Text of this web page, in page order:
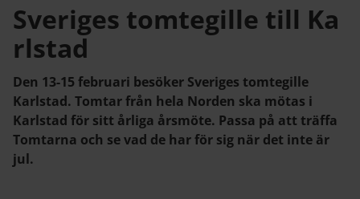
Sveriges tomtegille till Ka
rlstad
Den 13-15 februari besöker Sveriges tomtegille
Karlstad. Tomtar från hela Norden ska mötas i
Karlstad för sitt årliga årsmöte. Passa på att träffa
Tomtarna och se vad de har för sig när det inte är
jul.